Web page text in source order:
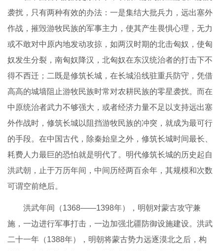
袭扰，只有两种有效的办法：一是集结大批兵力，远出塞外
作战，摧毁游牧民族的军事主力，使其产生畏惧心理，无力
或不敢对中原内地发动攻掠，如两汉时期的北击匈奴，使匈
奴发生分裂，南匈奴降汉，北匈奴在东汉统治者的打击下不
得不西迁；二既是修筑长城，在长城沿线驻重兵防守，凭借
高高的城墙阻止游牧民族时常对农耕民族的零星袭扰。而在
中原统治者武力不够强大，或者经济力量不足以支持远出塞
外作战时，修筑长城以阻挡游牧民族的冲突，就成为最可行
的手段。在中国古代，除秦始皇之外，修筑长城时间最长、
耗费人力最巨的恐怕就是明代了。明代修筑长城的历史起自
洪武朝，止于万历年间，中间历经两百余年，其规模和次数
可谓空前绝后。
洪武年间（1368——1398年），明朝对蒙古攻守兼
施，一边进行军事打击，一边加强北疆防御设施建设。洪武
二十一年（1388年），明朝将蒙古势力远逐漠北之后，构